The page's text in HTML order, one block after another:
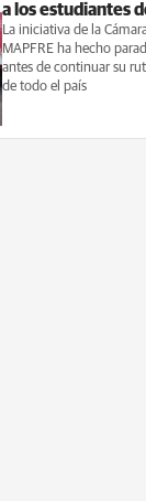
a los estudiantes
La iniciativa de la
MAPFRE ha hecho
antes de continuar su
de todo el país